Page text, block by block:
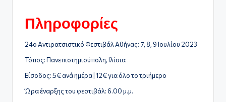
Πληροφορίες
24ο Αντιρατσιστικό Φεστιβάλ Αθήνας: 7, 8, 9 Ιουλίου 2023
Τόπος: Πανεπιστημιούπολη, Ιλίσια
Είσοδος: 5€ ανά ημέρα | 12€ για όλο το τριήμερο
Ώρα έναρξης του φεστιβάλ: 6.00 μ.μ.